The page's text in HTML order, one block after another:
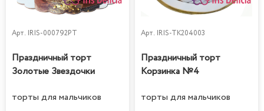
Арт. IRIS-000792PT
Праздничный торт
Золотые Звездочки
торты для мальчиков
Арт. IRIS-TK204003
Праздничный торт
Корзинка №4
торты для мальчиков